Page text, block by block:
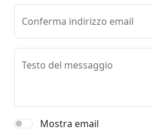
Conferma indirizzo email
Testo del messaggio
Mostra email